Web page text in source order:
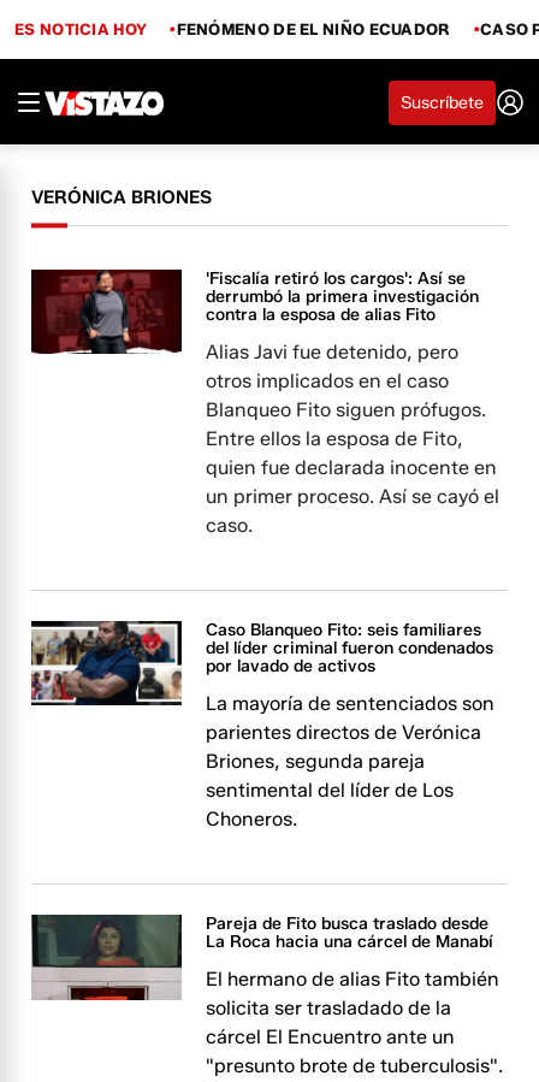
ES NOTICIA HOY FENÓMENO DE EL NIÑO ECUADOR CASO
Suscríbete
VERÓNICA BRIONES
'Fiscalía retiró los cargos': Así se
derrumbó la primera investigación
contra la esposa de alias Fito
Alias Javi fue detenido, pero
otros implicados en el caso
Blanqueo Fito siguen prófugos.
Entre ellos la esposa de Fito,
quien fue declarada inocente en
un primer proceso. Así se cayó el
caso.
Caso Blanqueo Fito: seis familiares
del líder criminal fueron condenados
por lavado de activos
La mayoría de sentenciados son
parientes directos de Verónica
Briones, segunda pareja
sentimental del líder de Los
Choneros.
Pareja de Fito busca traslado desde
La Roca hacia una cárcel de Manabí
El hermano de alias Fito también
solicita ser trasladado de la
cárcel El Encuentro ante un
"presunto brote de tuberculosis".